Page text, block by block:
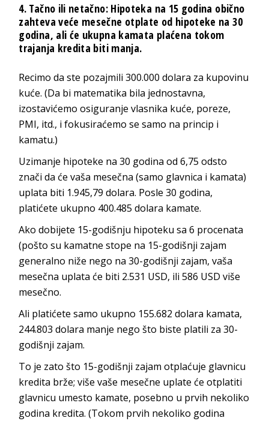
4. Tačno ili netačno: Hipoteka na 15 godina obično
zahteva veće mesečne otplate od hipoteke na 30
godina, ali će ukupna kamata plaćena tokom
trajanja kredita biti manja.
Recimo da ste pozajmili 300.000 dolara za kupovinu
kuće. (Da bi matematika bila jednostavna,
izostavićemo osiguranje vlasnika kuće, poreze,
PMI, itd., i fokusiraćemo se samo na princip i
kamatu.)
Uzimanje hipoteke na 30 godina od 6,75 odsto
znači da će vaša mesečna (samo glavnica i kamata)
uplata biti 1.945,79 dolara. Posle 30 godina,
platićete ukupno 400.485 dolara kamate.
Ako dobijete 15-godišnju hipoteku sa 6 procenata
(pošto su kamatne stope na 15-godišnji zajam
generalno niže nego na 30-godišnji zajam, vaša
mesečna uplata će biti 2.531 USD, ili 586 USD više
mesečno.
Ali platićete samo ukupno 155.682 dolara kamata,
244.803 dolara manje nego što biste platili za 30-
godišnji zajam.
To je zato što 15-godišnji zajam otplaćuje glavnicu
kredita brže; više vaše mesečne uplate će otplatiti
glavnicu umesto kamate, posebno u prvih nekoliko
godina kredita. (Tokom prvih nekoliko godina